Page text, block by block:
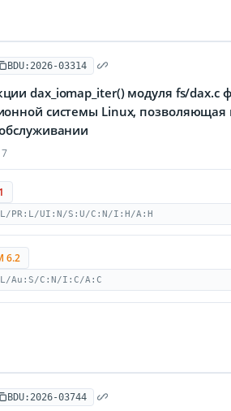
BDU:2026-03314
dax_iomap_iter() модуля fs/dax.c
системы Linux,
PR:L/UI:N/S:U/C:N/I:H/A:H
6.2
Au:S/C:N/I:C/A:C
BDU:2026-03744